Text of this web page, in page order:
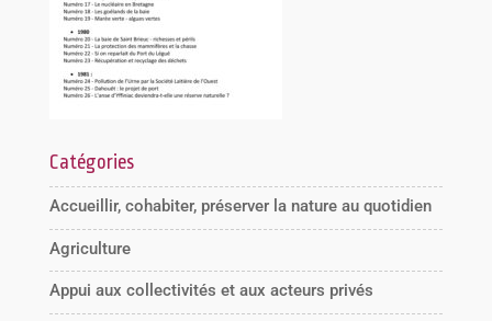
Catégories
Accueillir, cohabiter, préserver la nature au quotidien
Agriculture
Appui aux collectivités et aux acteurs privés